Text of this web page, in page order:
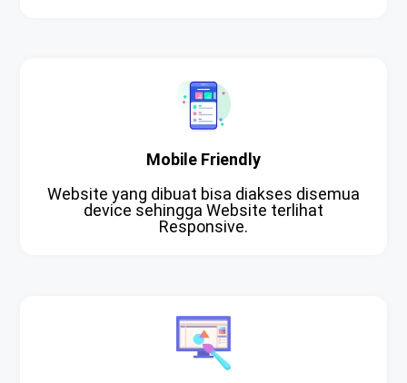
Mobile Friendly
Website yang dibuat bisa diakses disemua
device sehingga Website terlihat
Responsive.